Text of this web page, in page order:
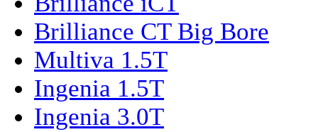
Brilliance CT Big Bore
Multiva 1.5T
Ingenia 1.5T
Ingenia 3.0T